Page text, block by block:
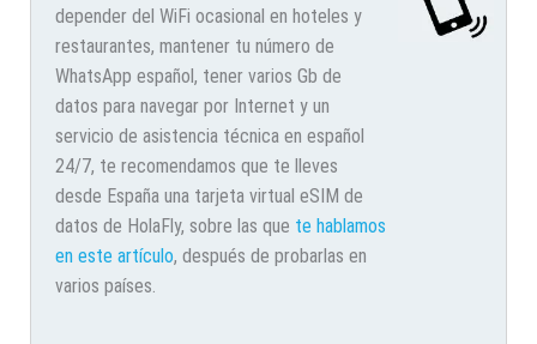
depender del WiFi ocasional en hoteles y
restaurantes, mantener tu número de
WhatsApp español, tener varios Gb de
datos para navegar por Internet y un
servicio de asistencia técnica en español
24/7, te recomendamos que te lleves
desde España una tarjeta virtual eSIM de
datos de HolaFly, sobre las que te hablamos
en este artículo, después de probarlas en
varios países.